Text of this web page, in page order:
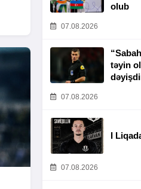
olub
07.08.2026
təyin
07.08.2026
I
07.08.2026